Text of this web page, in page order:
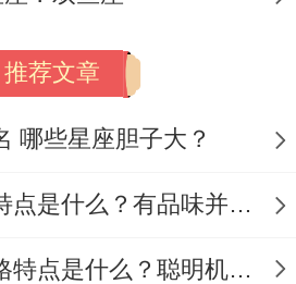
推荐文章
哪些星座胆子大？
天秤座男人性格特点是什么？有品味并注重美感
水瓶座的男人性格特点是什么？聪明机智理性冷静